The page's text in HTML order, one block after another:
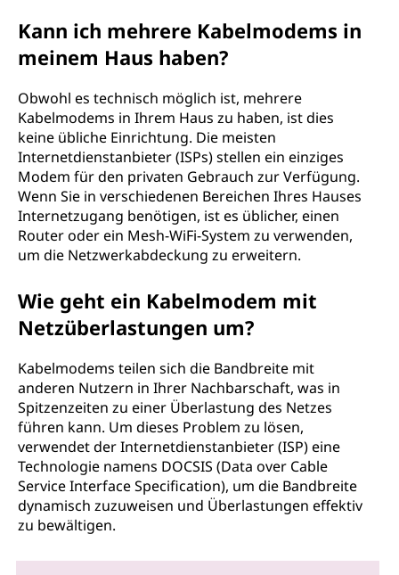
Kann ich mehrere Kabelmodems in
meinem Haus haben?
Obwohl es technisch möglich ist, mehrere
Kabelmodems in Ihrem Haus zu haben, ist dies
keine übliche Einrichtung. Die meisten
Internetdienstanbieter (ISPs) stellen ein einziges
Modem für den privaten Gebrauch zur Verfügung.
Wenn Sie in verschiedenen Bereichen Ihres Hauses
Internetzugang benötigen, ist es üblicher, einen
Router oder ein Mesh-WiFi-System zu verwenden,
um die Netzwerkabdeckung zu erweitern.
Wie geht ein Kabelmodem mit
Netzüberlastungen um?
Kabelmodems teilen sich die Bandbreite mit
anderen Nutzern in Ihrer Nachbarschaft, was in
Spitzenzeiten zu einer Überlastung des Netzes
führen kann. Um dieses Problem zu lösen,
verwendet der Internetdienstanbieter (ISP) eine
Technologie namens DOCSIS (Data over Cable
Service Interface Specification), um die Bandbreite
dynamisch zuzuweisen und Überlastungen effektiv
zu bewältigen.